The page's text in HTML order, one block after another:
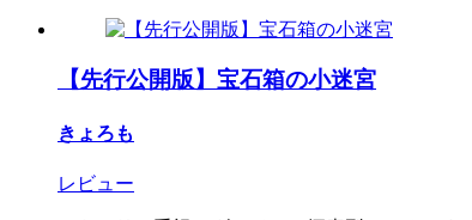
【先行公開版】宝石箱の小迷宮
きょろも
レビュー